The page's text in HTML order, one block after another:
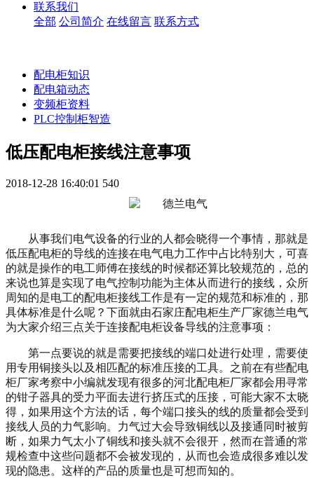
联系我们
全部 公司简介 在线留言 联系方式
配电柜知识
配电箱动态
变频柜资料
PLC控制柜智造
低压配电柜接线注意事项
2018-12-28 16:40:01 540
从事我们电气设备的行业的人都会晓得一个事情，那就是
低压配电柜的导线的连接在电气电力工作中占比特别大，可喜
的就是操作的电工师傅在接线的时候都还算比较规范的，总的
来说也算是实现了电气控制功能为主体从而进行的接线，众所
周知的是电工的配电柜接线工作是有一定的规范和标准的，那
具体标准是什么呢？下面就由石家庄配电柜生产厂家德兰电气
为大家介绍三点关于连接配电柜设备导线的注意事项：
第一点要说的就是需要把接线的端口处进行处理，需要使
用专用铜接头以及相匹配的标准压接的工具。之前在有些配电
柜厂家考察中小编就发现有很多的河北配电柜厂家都会用寻常
的钳子器具的受力平面去进行挤压式的压接，可能大家不太晓
得，如果用这个方法的话，每个端口接头的线的质量都会受到
接线人员的力气影响。力气过大会导致铜线以及接通同时被剪
断，如果力气太小了铜线和接头就不会很开，然而在普通的常
规检查中这些问题都不会被发现的，从而也会造成很多难以发
现的隐患。这样的产品的质量也是可想而知的。